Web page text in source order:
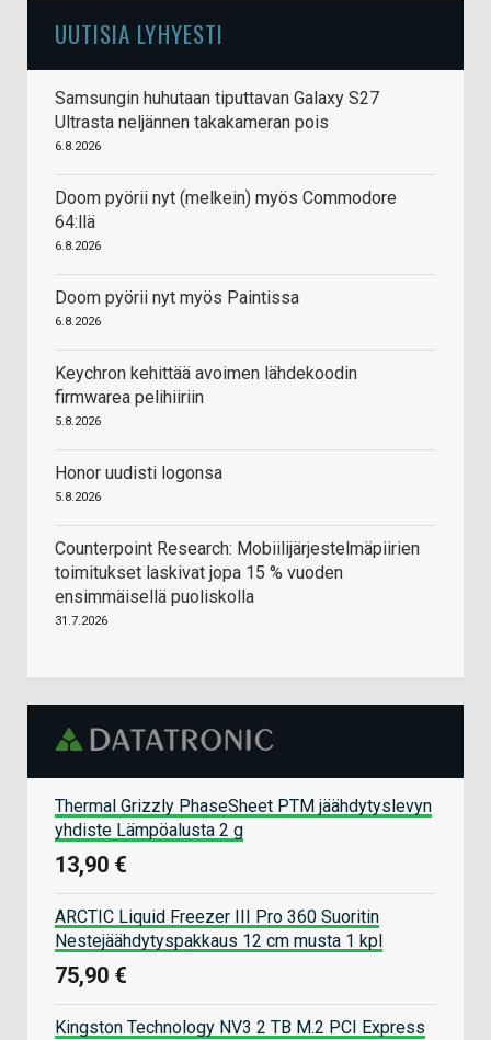
UUTISIA LYHYESTI
Samsungin huhutaan tiputtavan Galaxy S27
Ultrasta neljännen takakameran pois
6.8.2026
Doom pyörii nyt (melkein) myös Commodore
64:llä
6.8.2026
Doom pyörii nyt myös Paintissa
6.8.2026
Keychron kehittää avoimen lähdekoodin
firmwarea pelihiiriin
5.8.2026
Honor uudisti logonsa
5.8.2026
Counterpoint Research: Mobiilijärjestelmäpiirien
toimitukset laskivat jopa 15 % vuoden
ensimmäisellä puoliskolla
31.7.2026
Thermal Grizzly PhaseSheet PTM jäähdytyslevyn
yhdiste Lämpöalusta 2 g
13,90 €
ARCTIC Liquid Freezer III Pro 360 Suoritin
Nestejäähdytyspakkaus 12 cm musta 1 kpl
75,90 €
Kingston Technology NV3 2 TB M.2 PCI Express